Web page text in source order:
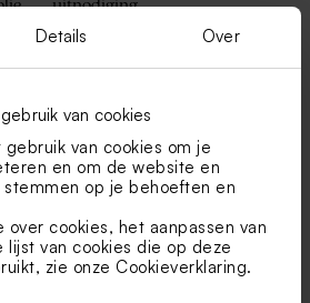
Details Over
van cookies
van cookies om je
en om de website en
op je behoeften en
over cookies, het aanpassen van
lijst van cookies die op deze
zie onze Cookieverklaring.
uitnodiging
en
Nieuw
Uitnodiging communie- of
lentefeest in circusthema